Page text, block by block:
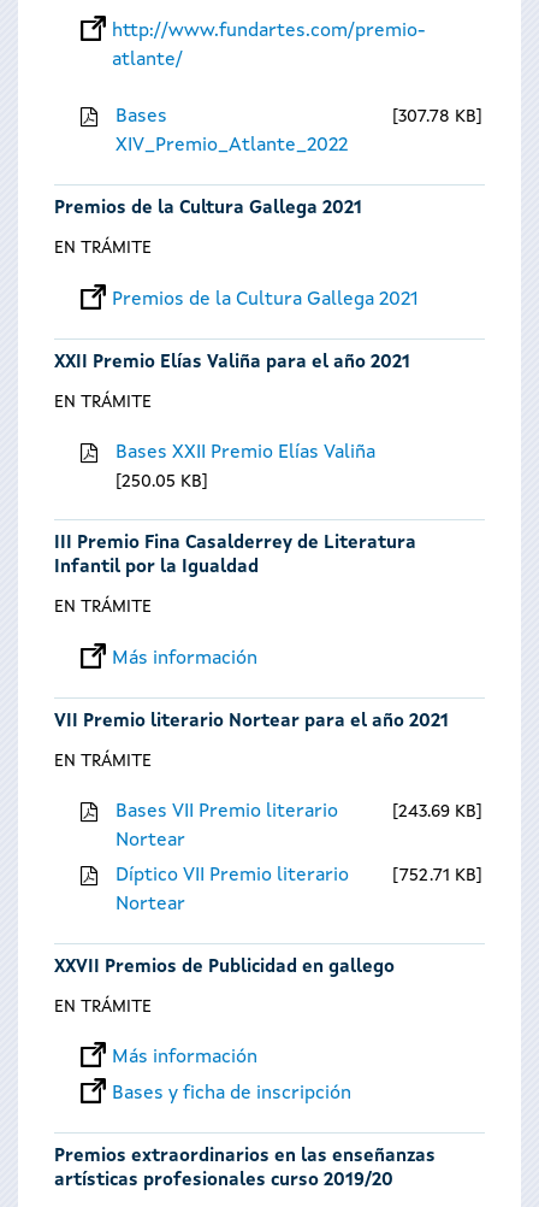
http://www.fundartes.com/premio-
atlante/
Bases
XIV_Premio_Atlante_2022
307.78 KB
Premios de la Cultura Gallega 2021
EN TRÁMITE
Premios de la Cultura Gallega 2021
XXII Premio Elías Valiña para el año 2021
EN TRÁMITE
Bases XXII Premio Elías Valiña
250.05 KB
III Premio Fina Casalderrey de Literatura
Infantil por la Igualdad
EN TRÁMITE
Más información
VII Premio literario Nortear para el año 2021
EN TRÁMITE
Bases VII Premio literario
Nortear
243.69 KB
Díptico VII Premio literario
Nortear
752.71 KB
XXVII Premios de Publicidad en gallego
EN TRÁMITE
Más información
Bases y ficha de inscripción
Premios extraordinarios en las enseñanzas
artísticas profesionales curso 2019/20